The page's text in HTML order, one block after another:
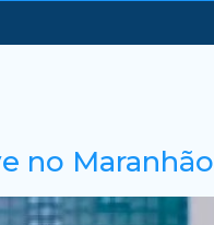
no Maranhão